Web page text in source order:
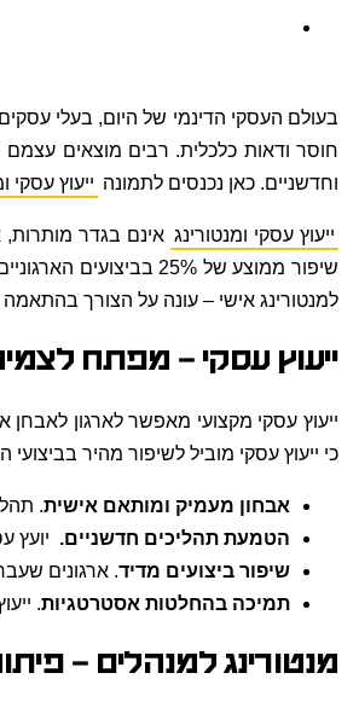
בעולם העסקי הדינמי של היום, בעלי
חוסר ודאות כלכלית. רבים מוצאים
וחדשניים. כאן נכנסים לתמונה ייעוץ עסקי
ייעוץ עסקי ומנטורינג אינם בגדר
שיפור ממוצע של
למנטורינג אישי – עונה על הצורך
ייעוץ עסקי – מפתח
ייעוץ עסקי מקצועי מאפשר לארגון לאבחן
כי ייעוץ עסקי מוביל לשיפור מהיר
אבחון מעמיק ומותאם אישית.
הטמעת תהליכים חדשניים. יועץ
שיפור ביצועים מדיד. ארגונים שעברו ייעוץ עסקי
תמיכה בהחלטות אסטרטגיות.
מנטורינג למנהלים –